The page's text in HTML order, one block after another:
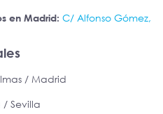
en Madrid: C/ Alfonso Gómez,
/ Madrid
Sevilla